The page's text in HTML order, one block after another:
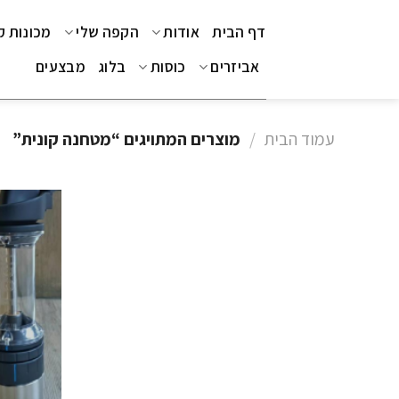
דף הבית אודות הקפה שלי
מכונות
אביזרים
כוסות בלוג מבצעים
עמוד הבית / מוצרים המתויגים “מטחנה קונית”